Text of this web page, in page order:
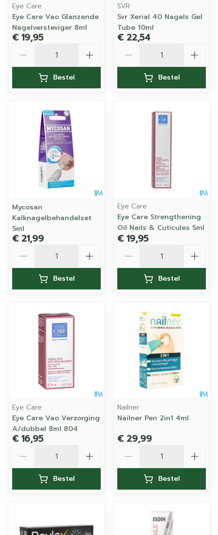
Eye Care
Eye Care Vao Glanzende
Nagelversteviger 8ml
€ 19,95
Bestel
SVR
Svr Xerial 40 Nagels Gel
Tube 10ml
€ 22,54
Bestel
Mycosan
Kalknagelbehandelset
5ml
€ 21,99
Bestel
Eye Care
Eye Care Strengthening
Oil Nails & Cuticules 5ml
€ 19,95
Bestel
Eye Care
Eye Care Vao Verzorging
A/dubbel 8ml 804
€ 16,95
Bestel
Nailner
Nailner Pen 2in1 4ml
€ 29,99
Bestel